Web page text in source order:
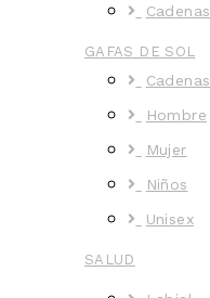
Cadenas
GAFAS DE SOL
Cadenas
Hombre
Mujer
Niños
Unisex
SALUD